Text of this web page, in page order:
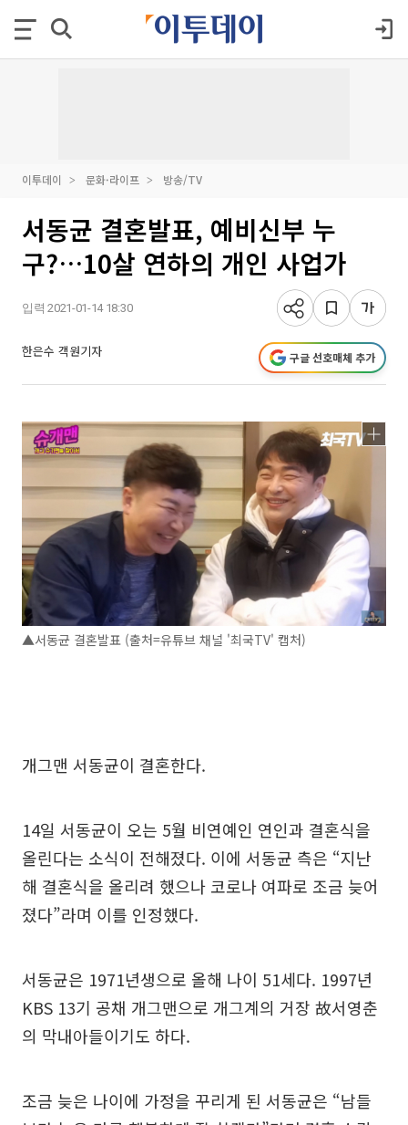
이투데이 문화·라이프 방송/TV
서동균 결혼발표, 예비신부 누
구?…10살 연하의 개인 사업가
입력 2021-01-14 18:30
한은수 객원기자 구글 선호매체 추가
▲서동균 결혼발표 (출처=유튜브 채널 '최국TV' 캡처)
개그맨 서동균이 결혼한다.
14일 서동균이 오는 5월 비연예인 연인과 결혼식을
올린다는 소식이 전해졌다. 이에 서동균 측은 “지난
해 결혼식을 올리려 했으나 코로나 여파로 조금 늦어
졌다”라며 이를 인정했다.
서동균은 1971년생으로 올해 나이 51세다. 1997년
KBS 13기 공채 개그맨으로 개그계의 거장 故서영춘
의 막내아들이기도 하다.
조금 늦은 나이에 가정을 꾸리게 된 서동균은 “남들